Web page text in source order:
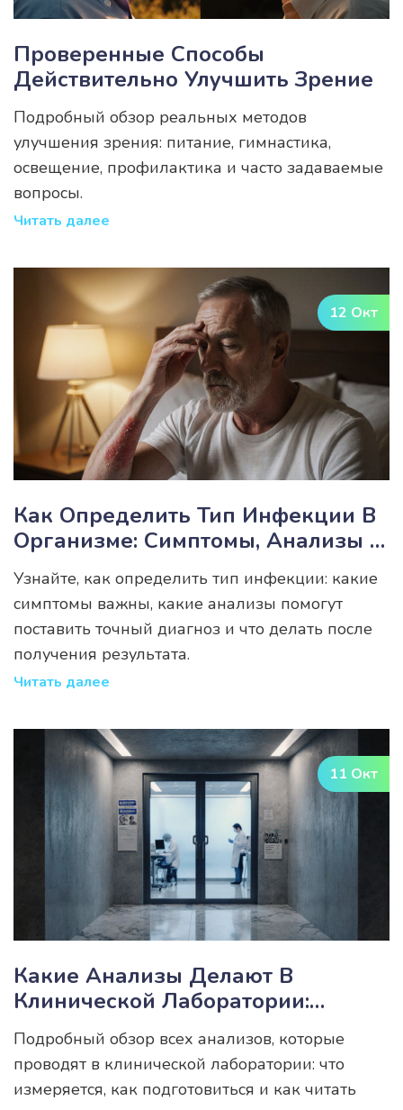
Проверенные Способы
Действительно Улучшить Зрение
Подробный обзор реальных методов
улучшения зрения: питание, гимнастика,
освещение, профилактика и часто задаваемые
вопросы.
Читать далее
12 Окт
Как Определить Тип Инфекции В
Организме: Симптомы, Анализы И
Пошаговая Диагностика
Узнайте, как определить тип инфекции: какие
симптомы важны, какие анализы помогут
поставить точный диагноз и что делать после
получения результата.
Читать далее
11 Окт
Какие Анализы Делают В
Клинической Лаборатории:
Полный Список
Подробный обзор всех анализов, которые
проводят в клинической лаборатории: что
измеряется, как подготовиться и как читать